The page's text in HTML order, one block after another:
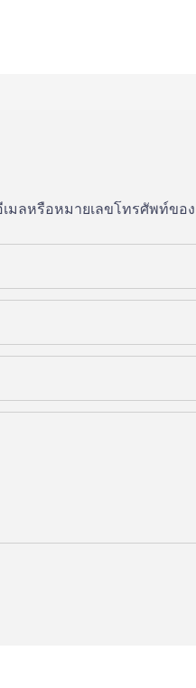
เมลหรือหมายเลขโทรศัพท์ข